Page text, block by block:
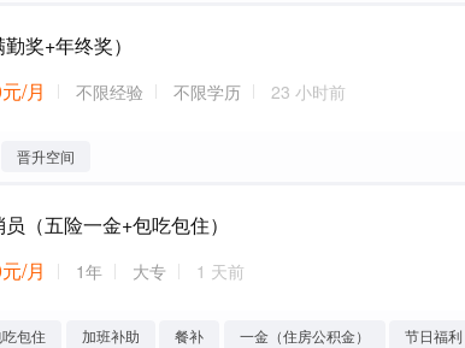
奖+年终奖）
/月
不限经验 不限学历 23 小时前
晋升空间
（五险一金+包吃包住）
/月
1年 大专 1 天前
包住 加班补助 餐补 一金（住房公积金） 节日福利